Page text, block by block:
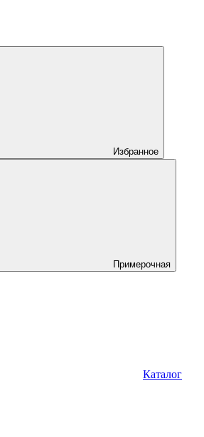
Избранное
Примерочная
Каталог